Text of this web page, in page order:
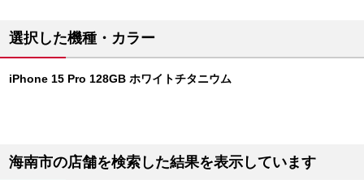
選択した機種・カラー
iPhone 15 Pro 128GB ホワイトチタニウム
海南市の店舗を検索した結果を表示しています